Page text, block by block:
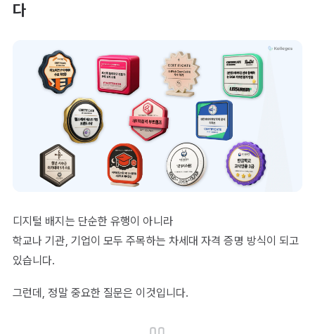
다
디지털 배지는 단순한 유행이 아니라
학교나 기관, 기업이 모두 주목하는 차세대 자격 증명 방식이 되고
있습니다.
그런데, 정말 중요한 질문은 이것입니다.